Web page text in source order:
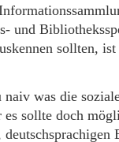
und
sollten,
was die
es sollte doch